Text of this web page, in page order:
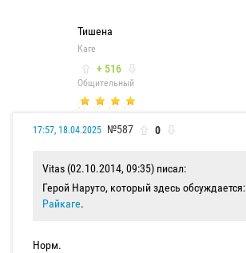
Тишена
Каге
+ 516
Общительный
17:57, 18.04.2025 №587 0
Vitas (02.10.2014, 09:35) писал:
Герой Наруто, который здесь обсуждается:
Райкаге.
Норм.